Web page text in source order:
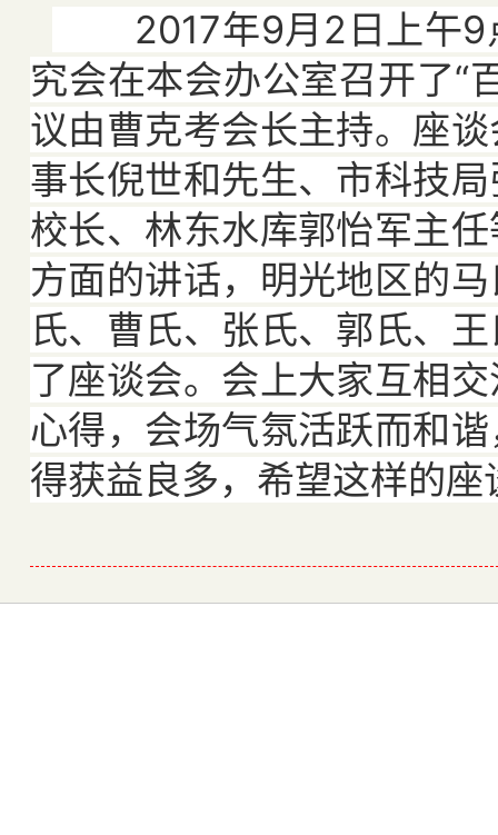
2017年9月2日上午9
究会在本会办公室召开了“
议由曹克考会长主持。座
事长倪世和先生、市科技
校长、林东水库郭怡军主
方面的讲话，明光地区的
氏、曹氏、张氏、郭氏、
了座谈会。会上大家互相
心得，会场气氛活跃而和
得获益良多，希望这样的